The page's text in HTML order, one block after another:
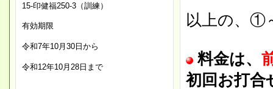
以上の、①
料金は、
初回お打合
15-印健福250-3（訓練）
有効期限
令和7年10月30日から
令和12年10月28日まで